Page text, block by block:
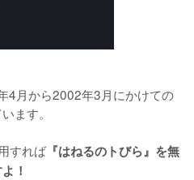
4月から2002年3月にかけての
ます。
すれば 『はねるのトびら』を無
！